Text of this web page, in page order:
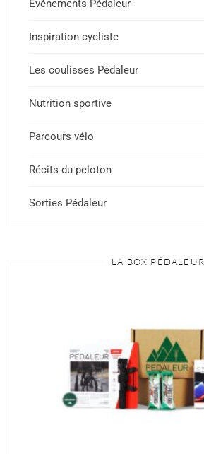
Événements Pédaleur
Inspiration cycliste
Les coulisses Pédaleur
Nutrition sportive
Parcours vélo
Récits du peloton
Sorties Pédaleur
LA BOX PÉDALEUR